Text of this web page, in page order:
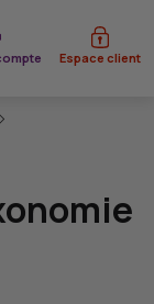
CIC Espace client